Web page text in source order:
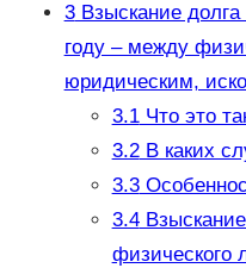
3Взыскание долга
году – между
юридическим,
3.1Что это
3.2В каких
3.3
3.4Взыскание
физического